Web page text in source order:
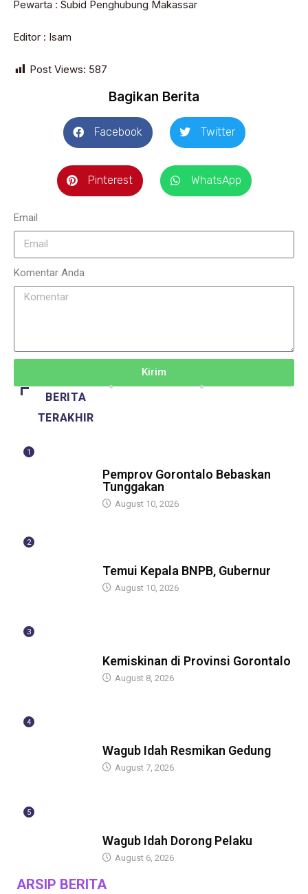
Pewarta : Subid Penghubung Makassar
Editor : Isam
Post Views: 587
Bagikan Berita
Facebook Twitter
Pinterest WhatsApp
Email
Komentar Anda
Kirim
BERITA
TERAKHIR
1
Pemprov Gorontalo Bebaskan
Tunggakan
August 10, 2026
2
Temui Kepala BNPB, Gubernur
August 10, 2026
3
Kemiskinan di Provinsi Gorontalo
August 8, 2026
4
Wagub Idah Resmikan Gedung
August 7, 2026
5
Wagub Idah Dorong Pelaku
August 6, 2026
ARSIP BERITA